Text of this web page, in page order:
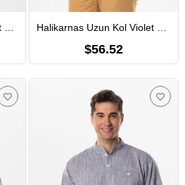
Halikarnas Uzun Kol Violet Düğme Detaylı Erkek Yazlık Tshirt Buz Mavi Bmv Halikarnas Uzun Kol Violet Düğme Detaylı Erkek Yazlık Tshirt Haki Hk
$56.52